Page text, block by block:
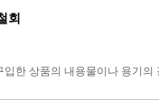
회
입한 상품의 내용물이나 용기